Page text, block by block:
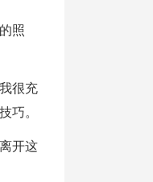
照
很充
巧。
开这